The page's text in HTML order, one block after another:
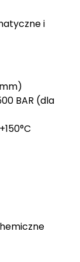
i
BAR (dla